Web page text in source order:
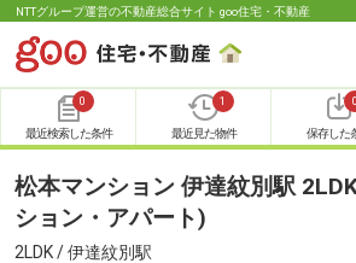
NTTグループ運営の不動産総合サイト goo住宅・不動産
0
最近検索した条件
1
最近見た物件
0
保存した
松本マンション 伊達紋別駅
ション・アパート)
2LDK / 伊達紋別駅